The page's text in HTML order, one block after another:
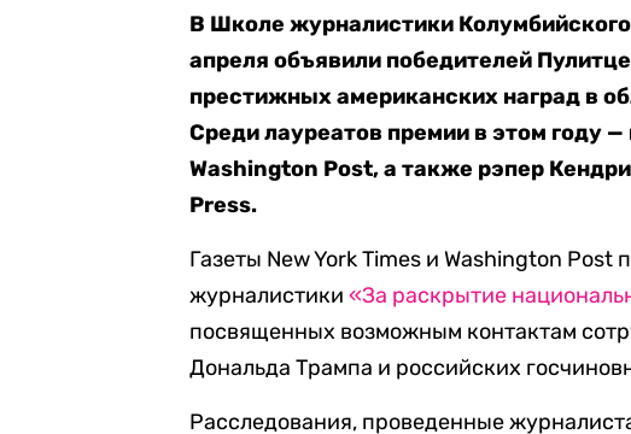
В Школе журналистики
апреля объявили победителей
престижных американских наград в
Среди лауреатов премии в этом году —
Washington Post, а также рэпер
Press.
Газеты New York Times и Washington Post
журналистики«За раскрытие
посвященных возможным контактам
Дональда Трампа и российских
Расследования, проведенные